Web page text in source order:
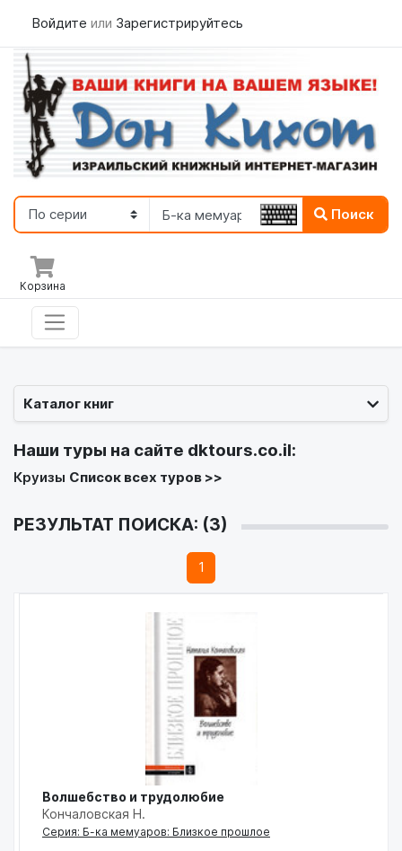
Войдите или Зарегистрируйтесь
Поиск
Корзина
Каталог книг
Наши туры на сайте dktours.co.il:
Круизы Список всех туров >>
РЕЗУЛЬТАТ ПОИСКА: (3)
1
Волшебство и трудолюбие
Кончаловская Н.
Серия: Б-ка мемуаров: Близкое прошлое